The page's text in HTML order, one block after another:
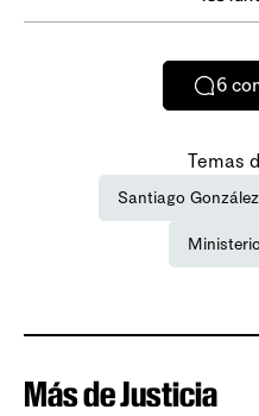
6
Temas
Santiago González
Más de Justicia